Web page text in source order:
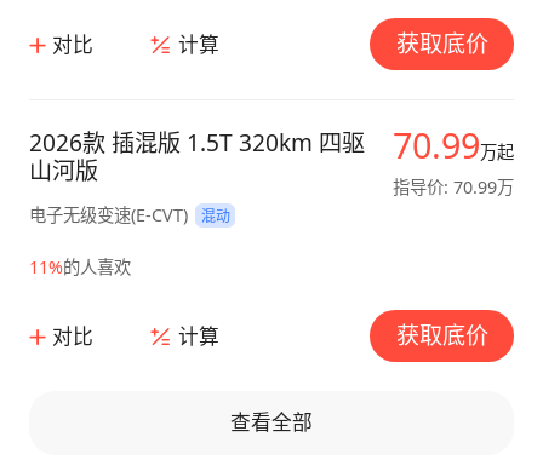
对比 计算 获取底价
70.99万起
指导价: 70.99万
2026款 插混版 1.5T 320km 四驱
山河版
电子无级变速(E-CVT) 混动
11%的人喜欢
对比 计算 获取底价
查看全部